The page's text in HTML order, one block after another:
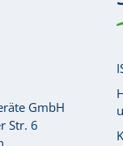
GmbH
Str. 6